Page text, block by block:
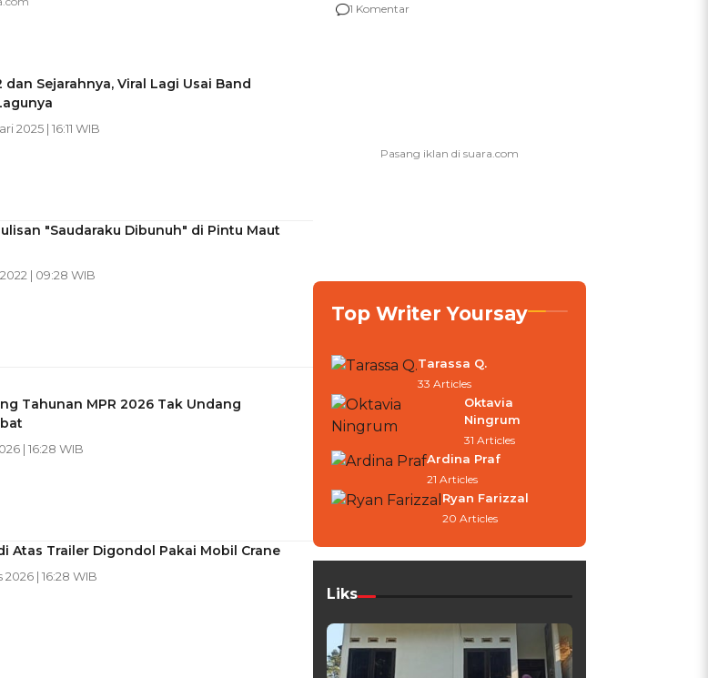
dan Sejarahnya, Viral Lagi Usai Band
2025 | 16:11 WIB
"Saudaraku Dibunuh" di Pintu Maut
| 09:28 WIB
Tahunan MPR 2026 Tak Undang
| 16:28 WIB
Atas Trailer Digondol Pakai Mobil Crane
| 16:28 WIB
agar Dana Tidak Hangus!
1 Komentar
Top Writer Yoursay
Tarassa Q.
33 Articles
Oktavia
Ningrum
31 Articles
Ardina Praf
21 Articles
Ryan Farizzal
20 Articles
Liks